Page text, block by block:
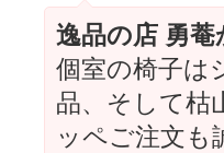
逸品の店 勇菴
個室の椅子は
品、そして枯
ッペご注文